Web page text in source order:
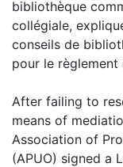
bibliothèque
collégiale,
conseils de
pour le règlement
After failing to
means of
Association of
(APUO) signed a